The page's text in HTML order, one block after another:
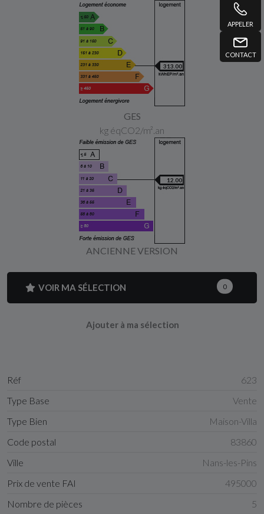
APPELER
CONTACT
313.00
GES
kg éqCO2/m².an
12.00
ANCIENNE VERSION
VOIR MA SÉLECTION 0
Ajouter à ma sélection
Réf
623
Type Base
Vente
Type Bien
Maison-Villa
Code postal
83860
Ville
Nans-les-Pins
Prix de vente FAI
495000
Nombre de pièces
5